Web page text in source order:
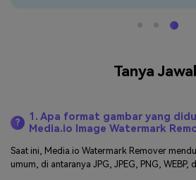
Tanya
?
1. Apa format gambar yang
Media.io Image Watermark
Saat ini, Media.io Watermark Remover
umum, di antaranya JPG, JPEG, PNG, WEBP,